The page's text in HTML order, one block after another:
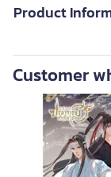
Product
Customer